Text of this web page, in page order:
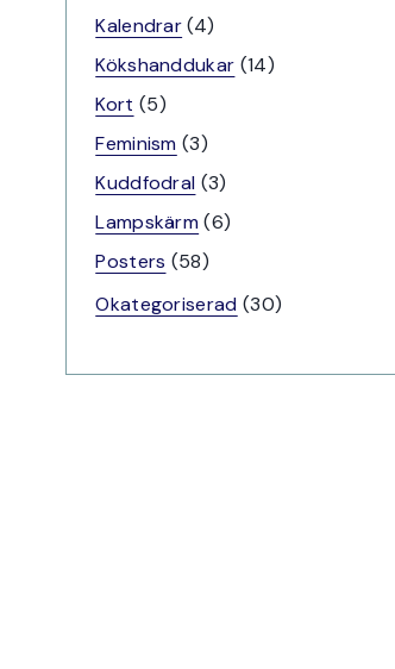
produkter
Kalendrar 44
produkter
Kökshanddukar 1414
Kort 55
produkter
Feminism 33
produkter
Kuddfodral 33
produkter
Lampskärm 66
Posters 5858
produkter
Okategoriserad 3030